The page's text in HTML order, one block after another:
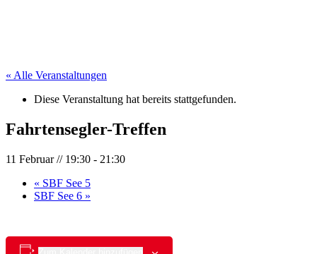
« Alle Veranstaltungen
Diese Veranstaltung hat bereits stattgefunden.
Fahrtensegler-Treffen
11 Februar // 19:30 - 21:30
« SBF See 5
SBF See 6 »